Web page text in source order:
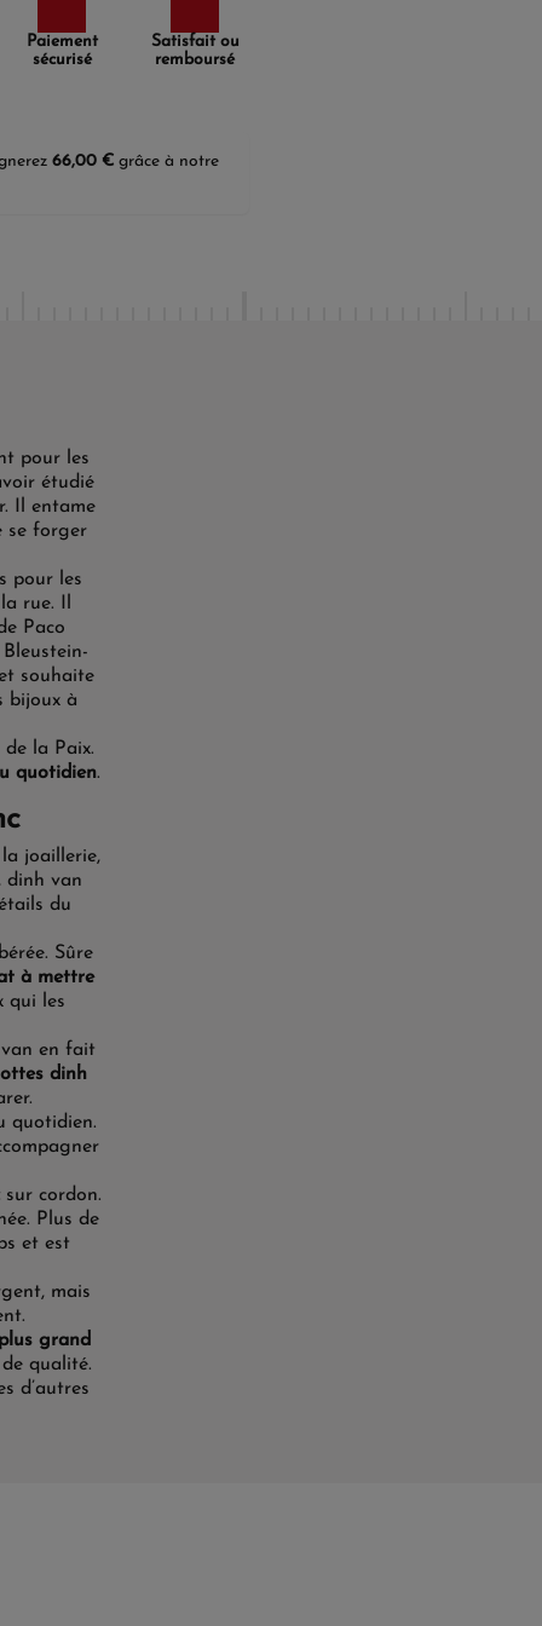
Paiement
sécurisé
Satisfait ou
remboursé
66,00 € grâce à notre
pour les
étudié
Il entame
se forger
pour les
rue. Il
Paco
souhaite
bijoux à
la Paix.
quotidien.
joaillerie,
dinh van
du
. Sûre
à mettre
qui les
van en fait
dinh
quotidien.
sur cordon.
Plus de
et est
mais
grand
qualité.
d’autres